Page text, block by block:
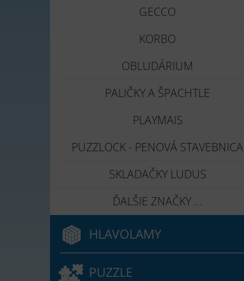
GECCO
KORBO
OBLUDÁRIUM
PALIČKY A ŠPACHTLE
PLAYMAIS
PUZZLOCK - PENOVÁ STAVEBNICA
SKLADAČKY LUDUS
ĎALŠIE ZNAČKY ...
HLAVOLAMY
PUZZLE